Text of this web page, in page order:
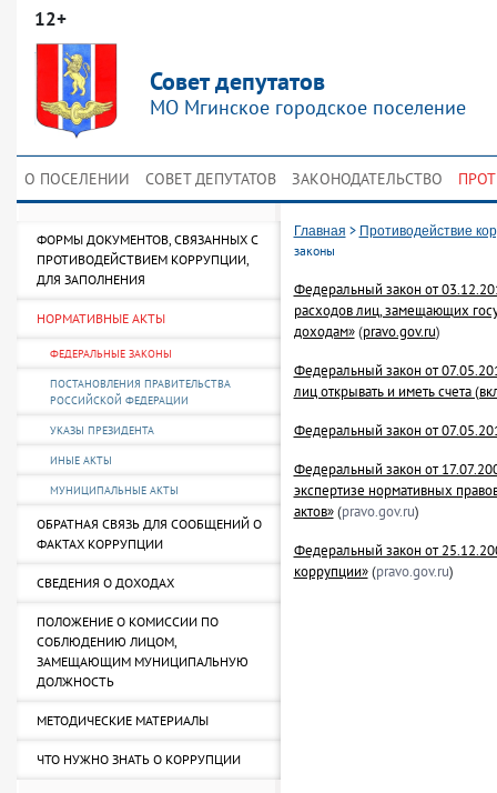
12+
Совет депутатов
МО Мгинское городское поселение
О ПОСЕЛЕНИИ СОВЕТ ДЕПУТАТОВ ЗАКОНОДАТЕЛЬСТВО
ФОРМЫ ДОКУМЕНТОВ, СВЯЗАННЫХ С
ПРОТИВОДЕЙСТВИЕМ КОРРУПЦИИ,
ДЛЯ ЗАПОЛНЕНИЯ
НОРМАТИВНЫЕ АКТЫ
ФЕДЕРАЛЬНЫЕ ЗАКОНЫ
ПОСТАНОВЛЕНИЯ ПРАВИТЕЛЬСТВА
РОССИЙСКОЙ ФЕДЕРАЦИИ
УКАЗЫ ПРЕЗИДЕНТА
ИНЫЕ АКТЫ
МУНИЦИПАЛЬНЫЕ АКТЫ
ОБРАТНАЯ СВЯЗЬ ДЛЯ СООБЩЕНИЙ О
ФАКТАХ КОРРУПЦИИ
СВЕДЕНИЯ О ДОХОДАХ
ПОЛОЖЕНИЕ О КОМИССИИ ПО
СОБЛЮДЕНИЮ ЛИЦОМ,
ЗАМЕЩАЮЩИМ МУНИЦИПАЛЬНУЮ
ДОЛЖНОСТЬ
МЕТОДИЧЕСКИЕ МАТЕРИАЛЫ
ЧТО НУЖНО ЗНАТЬ О КОРРУПЦИИ
Главная > Противодействие
законы
Федеральный закон от
расходов лиц, замещающих
доходам»(pravo.gov.ru)
Федеральный закон от
лиц открывать и иметь счета
Федеральный закон от
Федеральный закон от
экспертизе нормативных
актов»(pravo.gov.ru)
Федеральный закон от
коррупции»(pravo.gov.ru)